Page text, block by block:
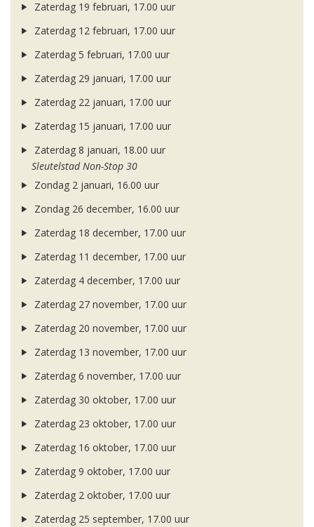
Zaterdag 19 februari, 17.00 uur
Zaterdag 12 februari, 17.00 uur
Zaterdag 5 februari, 17.00 uur
Zaterdag 29 januari, 17.00 uur
Zaterdag 22 januari, 17.00 uur
Zaterdag 15 januari, 17.00 uur
Zaterdag 8 januari, 18.00 uur
Sleutelstad Non-Stop 30
Zondag 2 januari, 16.00 uur
Zondag 26 december, 16.00 uur
Zaterdag 18 december, 17.00 uur
Zaterdag 11 december, 17.00 uur
Zaterdag 4 december, 17.00 uur
Zaterdag 27 november, 17.00 uur
Zaterdag 20 november, 17.00 uur
Zaterdag 13 november, 17.00 uur
Zaterdag 6 november, 17.00 uur
Zaterdag 30 oktober, 17.00 uur
Zaterdag 23 oktober, 17.00 uur
Zaterdag 16 oktober, 17.00 uur
Zaterdag 9 oktober, 17.00 uur
Zaterdag 2 oktober, 17.00 uur
Zaterdag 25 september, 17.00 uur